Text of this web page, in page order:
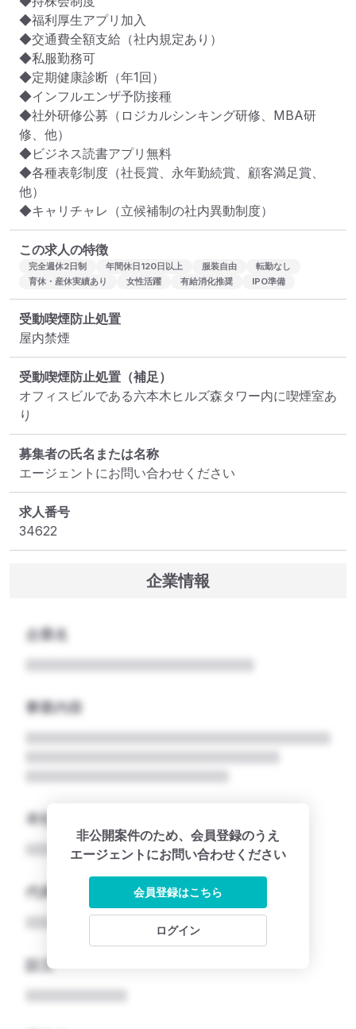
◆福利厚⽣アプリ加入
◆交通費全額支給（社内規定あり）
◆私服勤務可
◆定期健康診断（年1回）
◆インフルエンザ予防接種
◆社外研修公募（ロジカルシンキング研修、MBA研
修、他）
◆ビジネス読書アプリ無料
◆各種表彰制度（社長賞、永年勤続賞、顧客満足賞、
他）
◆キャリチャレ（立候補制の社内異動制度）
この求人の特徴
完全週休2日制 年間休日120日以上 服装自由
転勤なし
育休・産休実績あり
女性活躍 有給消化推奨 IPO準備
受動喫煙防止処置
屋内禁煙
受動喫煙防止処置（補足）
オフィスビルである六本木ヒルズ森タワー内に喫煙室あ
り
募集者の氏名または名称
エージェントにお問い合わせください
求人番号
34622
企業情報
企業名
事業内容
本社所在地名
代表者
設立
非公開案件のため、会員登録のうえ
エージェントにお問い合わせください
会員登録はこちら
ログイン